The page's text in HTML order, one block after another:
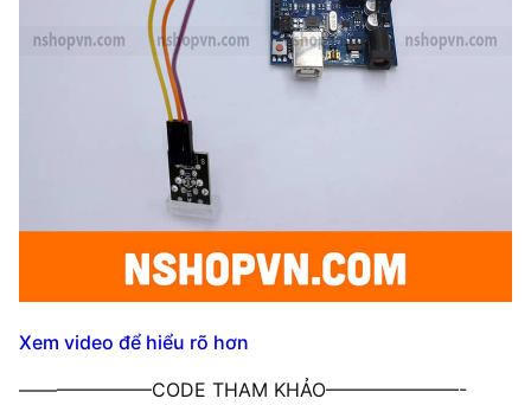
Xem video để hiểu rõ hơn
———————CODE THAM KHẢO———————-